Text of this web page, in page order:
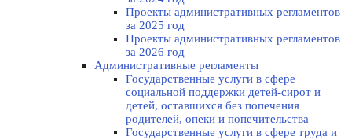
Проекты административных регламентов
за 2025 год
Проекты административных регламентов
за 2026 год
Административные регламенты
Государственные услуги в сфере
социальной поддержки детей-сирот и
детей, оставшихся без попечения
родителей, опеки и попечительства
Государственные услуги в сфере труда и